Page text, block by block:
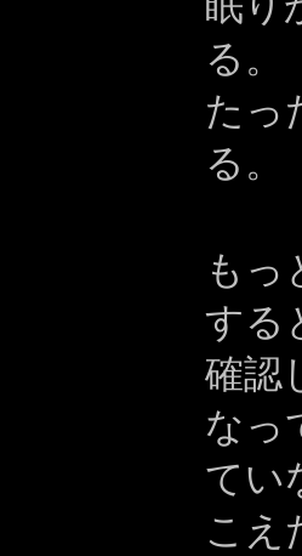
る。
たっ
る。
もっ
する
確認
なっ
てい
こえ